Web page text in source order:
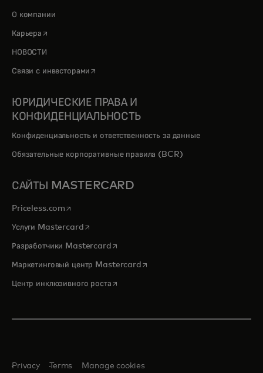
О компании
Карьера opens in a new tab
НОВОСТИ
Связи с инвесторами opens in a new tab
ЮРИДИЧЕСКИЕ ПРАВА И
КОНФИДЕНЦИАЛЬНОСТЬ
Конфиденциальность и ответственность за данные
Обязательные корпоративные правила (BCR)
САЙТЫ MASTERCARD
Priceless.com opens in a new tab
Услуги Mastercardopens in a new tab
Разработчики Mastercardopens in a new tab
Маркетинговый центр Mastercardopens in a new tab
Центр инклюзивного ростаopens in a new tab
Privacy Terms Manage cookies